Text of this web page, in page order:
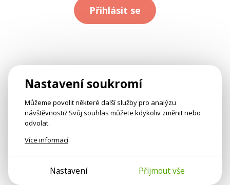
Přihlásit se
Nastavení soukromí
Můžeme povolit některé další služby pro analýzu
návštěvnosti? Svůj souhlas můžete kdykoliv změnit nebo
odvolat.
Více informací.
Nastavení Přijmout vše